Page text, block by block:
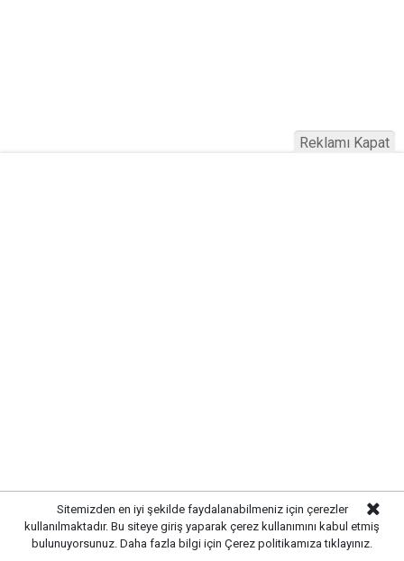
Sitemizden en iyi şekilde faydalanabilmeniz için çerezler
kullanılmaktadır. Bu siteye giriş yaparak çerez kullanımını kabul etmiş
bulunuyorsunuz. Daha fazla bilgi için Çerez politikamıza tıklayınız.
Reklamı Kapat